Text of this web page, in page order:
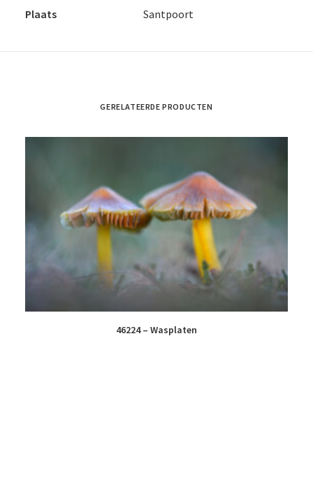
Plaats
Santpoort
GERELATEERDE PRODUCTEN
46224 – Wasplaten